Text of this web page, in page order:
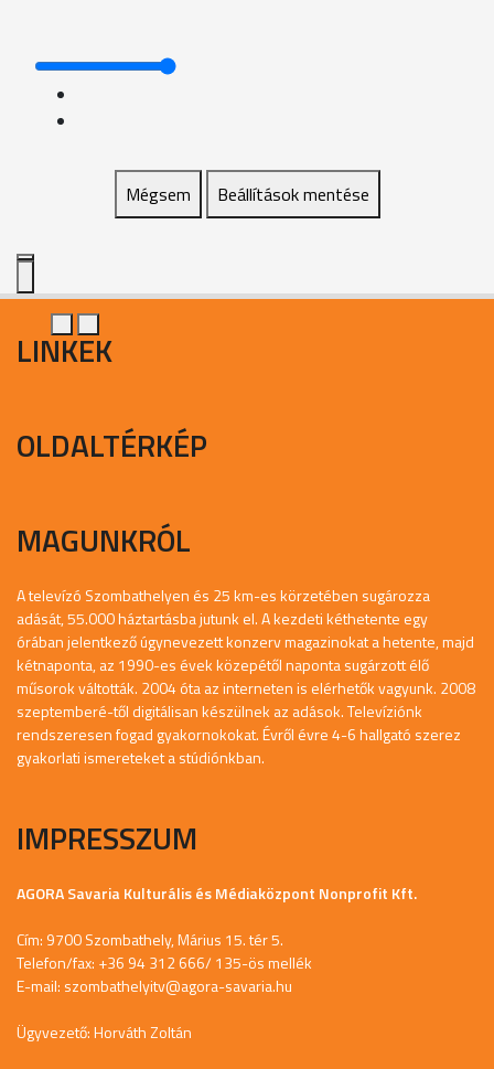
Mégsem Beállítások mentése
LINKEK
OLDALTÉRKÉP
MAGUNKRÓL
A televízó Szombathelyen és 25 km-es körzetében sugározza
adását, 55.000 háztartásba jutunk el. A kezdeti kéthetente egy
órában jelentkező úgynevezett konzerv magazinokat a hetente, majd
kétnaponta, az 1990-es évek közepétől naponta sugárzott élő
műsorok váltották. 2004 óta az interneten is elérhetők vagyunk. 2008
szeptemberé-től digitálisan készülnek az adások. Televíziónk
rendszeresen fogad gyakornokokat. Évről évre 4-6 hallgató szerez
gyakorlati ismereteket a stúdiónkban.
IMPRESSZUM
AGORA Savaria Kulturális és Médiaközpont Nonprofit Kft.
Cím: 9700 Szombathely, Márius 15. tér 5.
Telefon/fax: +36 94 312 666/ 135-ös mellék
E-mail: szombathelyitv@agora-savaria.hu
Ügyvezető: Horváth Zoltán